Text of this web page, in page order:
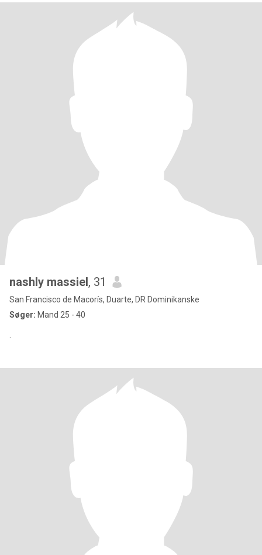
nashly massiel, 31
San Francisco de Macorís, Duarte, DR Dominikanske
Søger: Mand 25 - 40